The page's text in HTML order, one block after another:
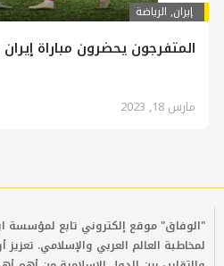
إيران, الرياضة
المتفرجون يحضرون مباراة
مارس 18, 2023
"الوفاق" موقع إلكتروني تابع لمؤسسة
لمخاطبة العالم العربي والإسلامي.